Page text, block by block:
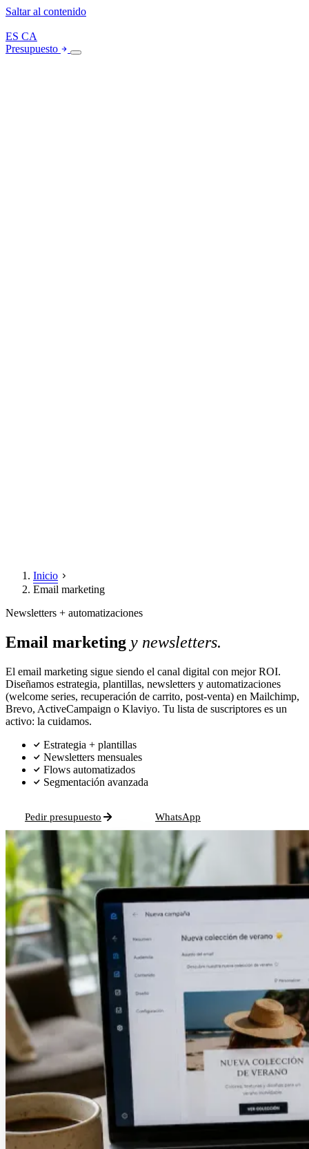
Saltar al contenido
ES CA
Presupuesto
Inicio
Email marketing
Newsletters + automatizaciones
Email marketing y newsletters.
El email marketing sigue siendo el canal digital con mejor ROI.
Diseñamos estrategia, plantillas, newsletters y automatizaciones
(welcome series, recuperación de carrito, post-venta) en Mailchimp,
Brevo, ActiveCampaign o Klaviyo. Tu lista de suscriptores es un
activo: la cuidamos.
Estrategia + plantillas
Newsletters mensuales
Flows automatizados
Segmentación avanzada
Pedir presupuesto WhatsApp